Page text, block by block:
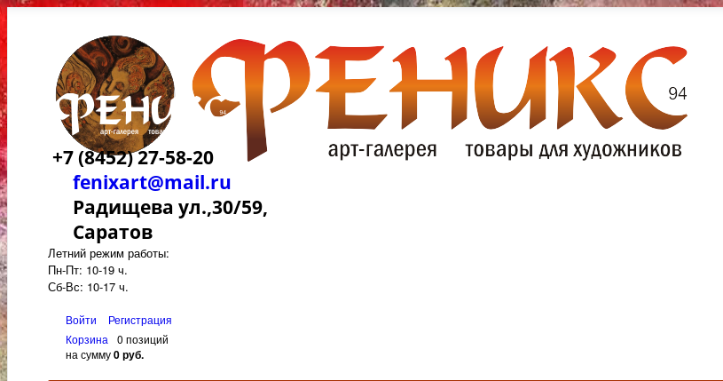
+7 (8452) 27-58-20
fenixart@mail.ru
Радищева ул.,30/59,
Саратов
Летний режим работы:
Пн-Пт: 10-19 ч.
Сб-Вс: 10-17 ч.
Войти
Регистрация
Корзина
0 позиций
на сумму0 руб.